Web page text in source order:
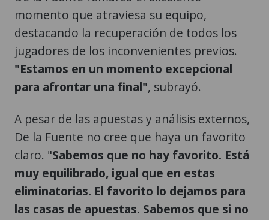
momento que atraviesa su equipo,
destacando la recuperación de todos los
jugadores de los inconvenientes previos.
"Estamos en un momento excepcional
para afrontar una final", subrayó.
A pesar de las apuestas y análisis externos,
De la Fuente no cree que haya un favorito
claro. "Sabemos que no hay favorito. Está
muy equilibrado, igual que en estas
eliminatorias. El favorito lo dejamos para
las casas de apuestas. Sabemos que si no